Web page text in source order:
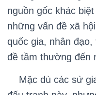
nguồn gốc khác
những vấn đề xã
quốc gia, nhân
đề tầm thường đến
Mặc dù các sử